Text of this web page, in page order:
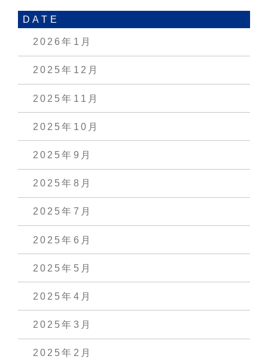
DATE
2026年1月
2025年12月
2025年11月
2025年10月
2025年9月
2025年8月
2025年7月
2025年6月
2025年5月
2025年4月
2025年3月
2025年2月